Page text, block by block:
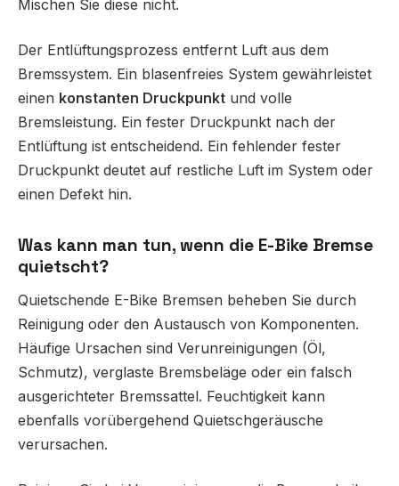
Mischen Sie diese nicht.
Der Entlüftungsprozess entfernt Luft aus dem
Bremssystem. Ein blasenfreies System gewährleistet
einen konstanten Druckpunkt und volle
Bremsleistung. Ein fester Druckpunkt nach der
Entlüftung ist entscheidend. Ein fehlender fester
Druckpunkt deutet auf restliche Luft im System oder
einen Defekt hin.
Was kann man tun, wenn die E-Bike Bremse
quietscht?
Quietschende E-Bike Bremsen beheben Sie durch
Reinigung oder den Austausch von Komponenten.
Häufige Ursachen sind Verunreinigungen (Öl,
Schmutz), verglaste Bremsbeläge oder ein falsch
ausgerichteter Bremssattel. Feuchtigkeit kann
ebenfalls vorübergehend Quietschgeräusche
verursachen.